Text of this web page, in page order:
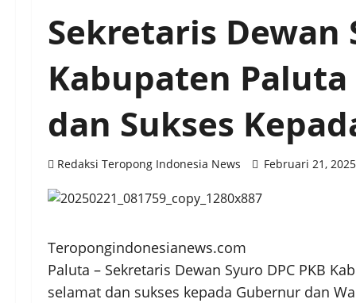
Sekretaris Dewan
Kabupaten
dan Sukses
Redaksi Teropong Indonesia News Februari 21,
Teropongindonesianews.com
Paluta – Sekretaris Dewan Syuro DPC PKB
selamat dan sukses kepada Gubernur dan